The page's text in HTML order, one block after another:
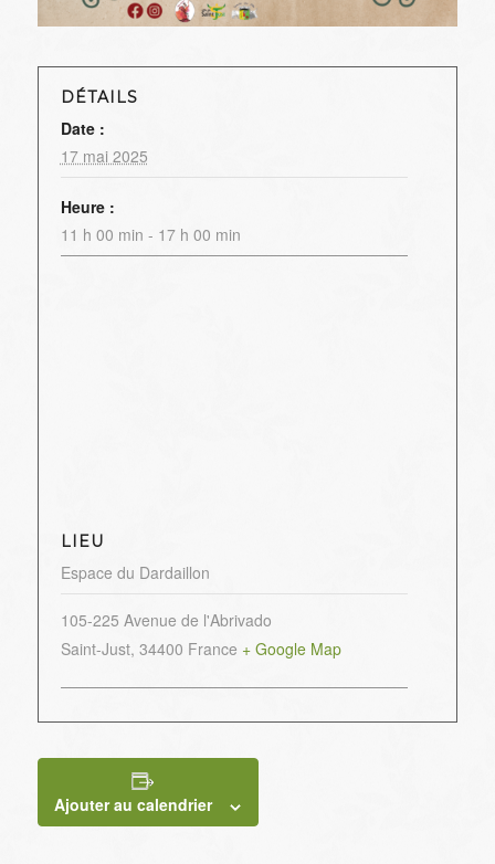
DÉTAILS
Date :
17 mai 2025
Heure :
11 h 00 min - 17 h 00 min
LIEU
Espace du Dardaillon
105-225 Avenue de l'Abrivado
Saint-Just, 34400 France + Google Map
Ajouter au calendrier